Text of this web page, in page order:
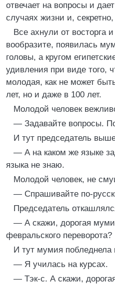
отвечает на вопросы и
случаях жизни и,
Все ахнули от восторга
вообразите, появилась
головы, а кругом
удивления при виде того,
молодая, как не может
лет, но и даже в 100 лет.
Молодой человек
— Задавайте вопросы.
И тут председатель
— А на каком же языке
языка не знаю.
Молодой человек, не
— Спрашивайте по-
Председатель
— А скажи, дорогая
февральского переворота?
И тут мумия побледнела
— Я училась на курсах.
— Тэк-с. А скажи,